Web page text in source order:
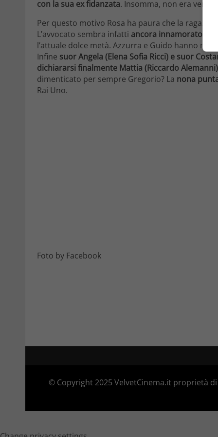
con la sua ex fidanzata. Insomma, non era vero
Per questo motivo Rosa ha paura che la
L’avvocato sembra infatti ancora innamorato
l’attuale dolce metà. Azzurra e Guido hanno
Infine suor Angela (Elena Sofia Ricci) e suor
dichiararsi finalmente Mattia (Riccardo Alemanni)
dimenticato per sempre Gregorio? La nona
Rai Uno.
Foto by Facebook
© Copyright 2025 VelvetCinema.it proprietà di